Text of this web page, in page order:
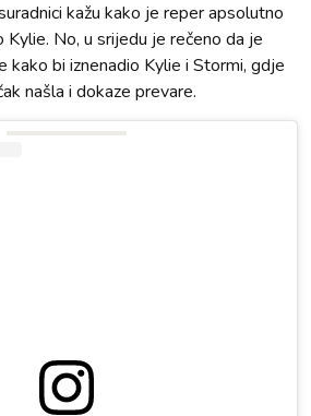
kažu kako je reper apsolutno
No, u srijedu je rečeno da je
bi iznenadio Kylie i Stormi, gdje
našla i dokaze prevare.